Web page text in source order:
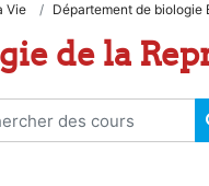
Vie Département de biologie
de la
des cours